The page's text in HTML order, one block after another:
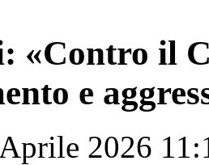
«Contro il
e
2026